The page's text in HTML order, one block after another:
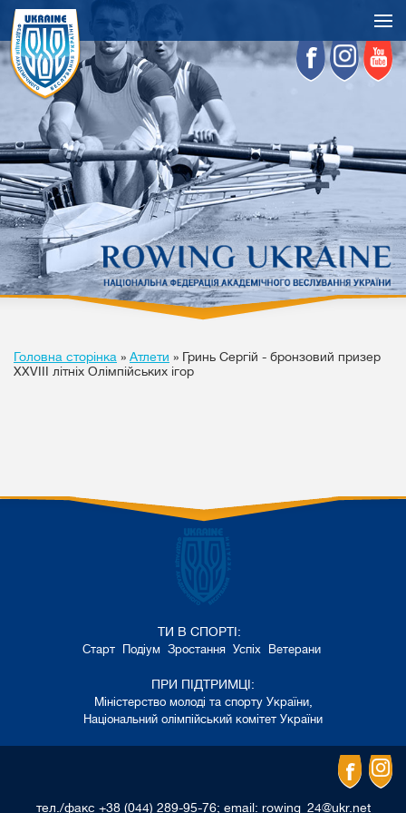
Головна сторінка » Атлети » Гринь Сергій - бронзовий призер
XXVIII літніх Олімпійських ігор
ТИ В СПОРТІ:
Старт Подіум Зростання Успіх Ветерани
ПРИ ПІДТРИМЦІ:
Міністерство молоді та спорту України,
Національний олімпійський комітет України
тел./факс +38 (044) 289-95-76; email: rowing_24@ukr.net